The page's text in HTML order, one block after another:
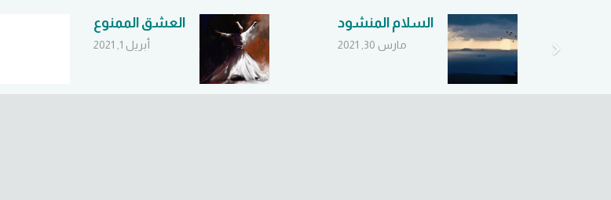
السلام المنشود
مارس 30, 2021
العشق الممنوع
أبريل 1, 2021